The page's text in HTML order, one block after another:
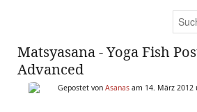
Matsyasana - Yoga Fish
Advanced
Gepostet von Asanas am 14. März 2012